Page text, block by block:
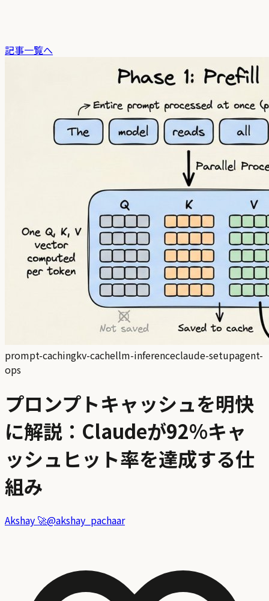
記事一覧へ
prompt-cachingkv-cachellm-inferenceclaude-setupagent-
ops
プロンプトキャッシュを明快
に解説：Claudeが92%キャ
ッシュヒット率を達成する仕
組み
Akshay 🚀@akshay_pachaar